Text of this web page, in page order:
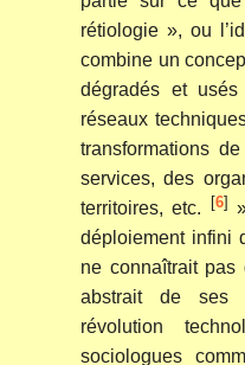
rétiologie », ou
combine un
dégradés et
réseaux
transformations
services, des
territoires, etc. [6]
déploiement infini
ne connaîtrait pas
abstrait de ses
révolution
sociologues